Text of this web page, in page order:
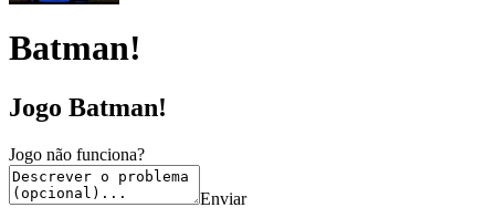
Batman!
Jogo Batman!
Jogo não funciona?
Enviar